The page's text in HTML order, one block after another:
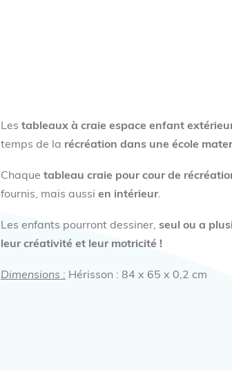
Les tableaux à craie espace enfant
temps de la récréation dans une école
Chaque tableau craie pour cour de
fournis, mais aussi en intérieur.
Les enfants pourront dessiner, seul ou a
leur créativité et leur motricité !
Dimensions : Hérisson : 84 x 65 x 0,2 cm